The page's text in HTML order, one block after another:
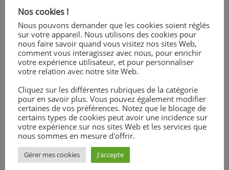
l’établissement dans le choix des
instruments mais aussi de la table
de mixage et des
amplificateurs.L’Apel (Association
des parents d’élèves de
l’enseignement libre) et sa
présidente, Marie-Véronique Le Bras,
ont rapidement adhéré au projet et
financé la totalité du chantier et des
achats, à hauteur de 6 000 €.
Des concerts bientôt ?
Nos cookies !
Nous pouvons demander que les cookies soient réglés
sur votre appareil. Nous utilisons des cookies pour
nous faire savoir quand vous visitez nos sites Web,
comment vous interagissez avec nous, pour enrichir
votre expérience utilisateur, et pour personnaliser
votre relation avec notre site Web.
Cliquez sur les différentes rubriques de la catégorie
pour en savoir plus. Vous pouvez également modifier
certaines de vos préférences. Notez que le blocage de
certains types de cookies peut avoir une incidence sur
votre expérience sur nos sites Web et les services que
nous sommes en mesure d'offrir.
Gérer mes cookies J'accepte